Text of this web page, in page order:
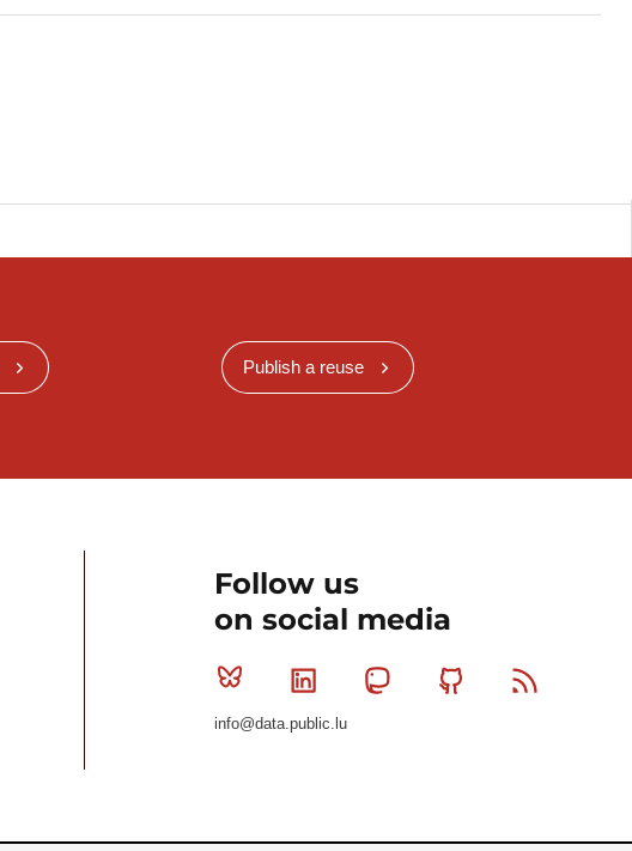
Publish a reuse
Follow us
on social media
Bluesky Linkedin MastodonGithub
info@data.public.lu